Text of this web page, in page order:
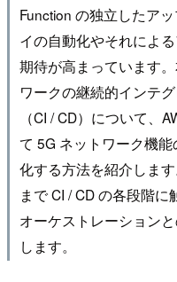
Function の独立したア
イの自動化やそれによ
期待が高まっています
ワークの継続的インテ
（CI / CD）について、
て 5G ネットワーク機
化する方法を紹介しま
まで CI / CD の各段階
オーケストレーション
します。